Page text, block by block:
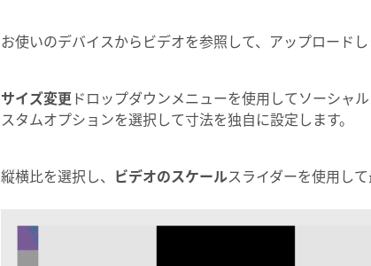
お使いのデバイスからビデオを参照して、アップロードし
サイズ変更 ドロップダウンメニューを使用してソーシャ
スタムオプションを選択して寸法を独自に設定します。
縦横比を選択し、 ビデオのスケールスライダーを使用し